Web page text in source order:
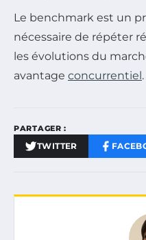
Le benchmark est un
nécessaire de répéter
les évolutions du
avantage concurrentiel.
PARTAGER :
TWITTER